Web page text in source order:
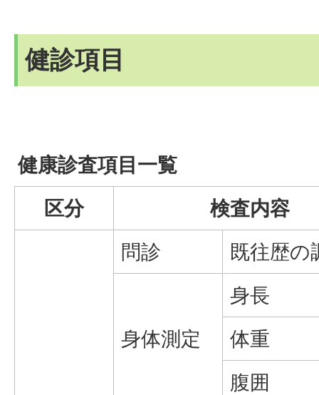
健診項目
健康診査項目一覧
区分
検査内容
問診 既往歴の
身体測定
身長
体重
腹囲